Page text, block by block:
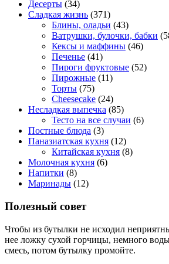
Десерты (34)
Сладкая жизнь (371)
Блины, оладьи (43)
Ватрушки, булочки, бабки
Кексы и маффины (46)
Печенье (41)
Пироги фруктовые (52)
Пирожные (11)
Торты (75)
Cheesecake (24)
Несладкая выпечка (85)
Тесто на все случаи (6)
Постные блюда (3)
Паназиатская кухня (12)
Китайская кухня (8)
Молочная кухня (6)
Напитки (8)
Маринады (12)
Полезный совет
Чтобы из бутылки не исходил
нее ложку сухой горчицы, немного
смесь, потом бутылку промойте.